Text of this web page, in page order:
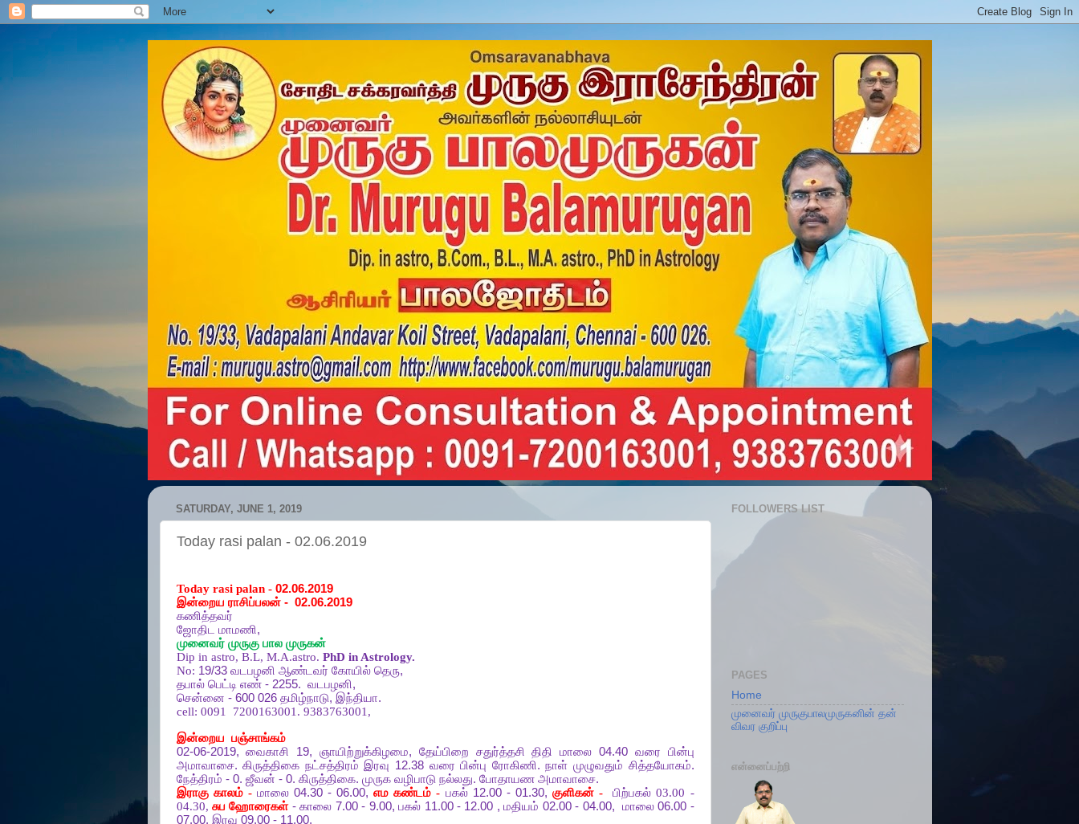
SATURDAY, JUNE 1, 2019
Today rasi palan - 02.06.2019
Today rasi palan - 02.06.2019
இன்றைய ராசிப்பலன் - 02.06.2019
கணித்தவர்
ஜோதிட
மாமணி,
முனைவர் முருகு பால முருகன்
Dip in astro, B.L, M.A.astro. PhD in Astrology.
No: 19/33 வடபழனி ஆண்டவர் கோயில் தெரு,
தபால் பெட்டி எண்- 2255. வடபழனி,
சென்னை - 600 026 தமிழ்நாடு, இந்தியா.
cell: 0091 7200163001. 9383763001,
இன்றைய பஞ்சாங்கம்
02-06-2019,வைகாசி 19, ஞாயிற்றுக்கிழமை, தேய்பிறை சதுர்த்தசி திதி மாலை 04.40 வரை
பின்பு
அமாவாசை.கிருத்திகை நட்சத்திரம் இரவு 12.38 வரை பின்பு ரோகிணி.நாள் முழுவதும் சித்தயோகம்.
நேத்திரம் - 0. ஜீவன் - 0. கிருத்திகை. முருக வழிபாடு நல்லது. போதாயண அமாவாசை.
இராகு காலம் - மாலை04.30 - 06.00,எம கண்டம் - பகல்12.00 - 01.30, குளிகன் -
பிற்பகல் 03.00 -
04.30, சுப ஹோரைகள்-காலை 7.00 - 9.00,பகல் 11.00 - 12.00 ,மதியம் 02.00 - 04.00, மாலை06.00 -
07.00, இரவு 09.00 - 11.00,
FOLLOWERS LIST
PAGES
Home
முனைவர் முருகுபாலமுருகனின் தன்
விவர குறிப்பு
என்னைப்பற்றி